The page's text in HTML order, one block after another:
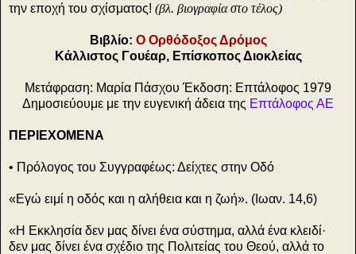
την εποχή του σχίσματος! (βλ. βιογραφία στο τέλος)
Βιβλίο: Ο Ορθόδοξος Δρόμος
Κάλλιστος Γουέαρ, Επίσκοπος Διοκλείας
Μετάφραση: Μαρία Πάσχου Έκδοση: Επτάλοφος 1979
Δημοσιεύουμε με την ευγενική άδεια της Επτάλοφος ΑΕ
ΠΕΡΙΕΧΟΜΕΝΑ
• Πρόλογος του Συγγραφέως: Δείχτες στην Οδό
«Εγώ ειμί η οδός και η αλήθεια και η ζωή». (Ιωαν. 14,6)
«Η Εκκλησία δεν μας δίνει ένα σύστημα, αλλά ένα κλειδί·
δεν μας δίνει ένα σχέδιο της Πολιτείας του Θεού, αλλά το